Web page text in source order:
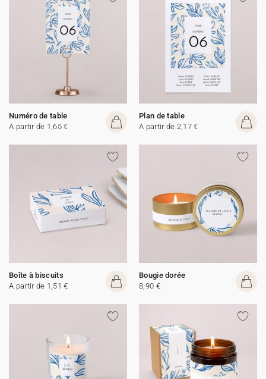
Numéro de table
A partir de 1,65 €
Plan de table
A partir de 2,17 €
Boîte à biscuits
A partir de 1,51 €
Bougie dorée
8,90 €